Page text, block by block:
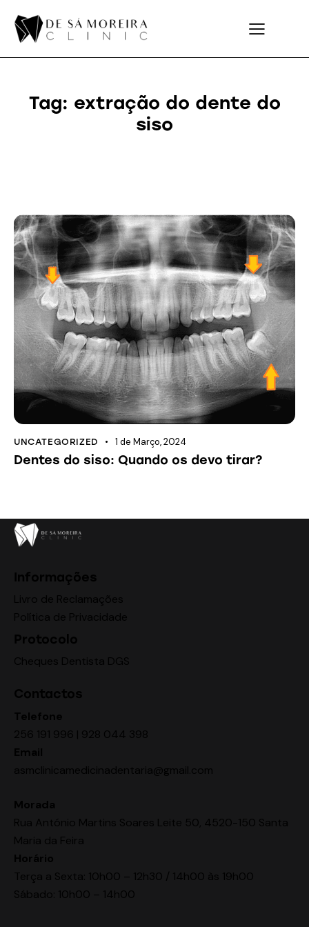
Tag: extração do dente do
siso
UNCATEGORIZED 1 de Março, 2024
Dentes do siso: Quando os devo tirar?
Informações
Livro de Reclamações
Política de Privacidade
Protocolo
Cheques Dentista DGS
Contactos
Telefone
256 191 996 | 928 044 398
Email
asmclinicamedicinadentaria@gmail.com
Morada
Rua António Martins Soares Leite 50, 4520-150 Santa
Maria da Feira
Horário
Terça a Sexta: 10h00 – 12h30 / 14h00 às 19h00
Sábado: 10h00 – 14h00